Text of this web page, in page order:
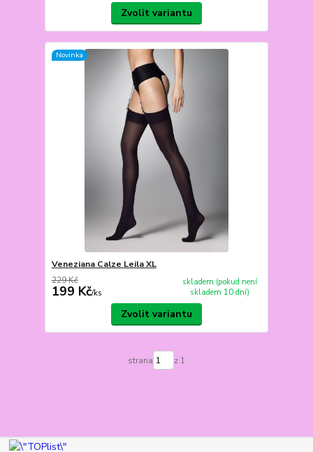
Zvolit variantu
Novinka
Veneziana Calze Leila XL
229 Kč
199 Kč/ks
skladem (pokud není
skladem 10 dní)
Zvolit variantu
strana z 1